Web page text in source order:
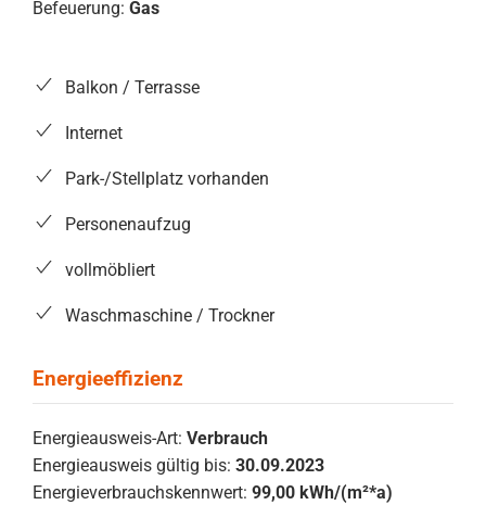
Befeuerung: Gas
Balkon / Terrasse
Internet
Park-/Stellplatz vorhanden
Personenaufzug
vollmöbliert
Waschmaschine / Trockner
Energieausweis-Art: Verbrauch
Energieausweis gültig bis: 30.09.2023
Energieverbrauchskennwert: 99,00 kWh/(m²*a)